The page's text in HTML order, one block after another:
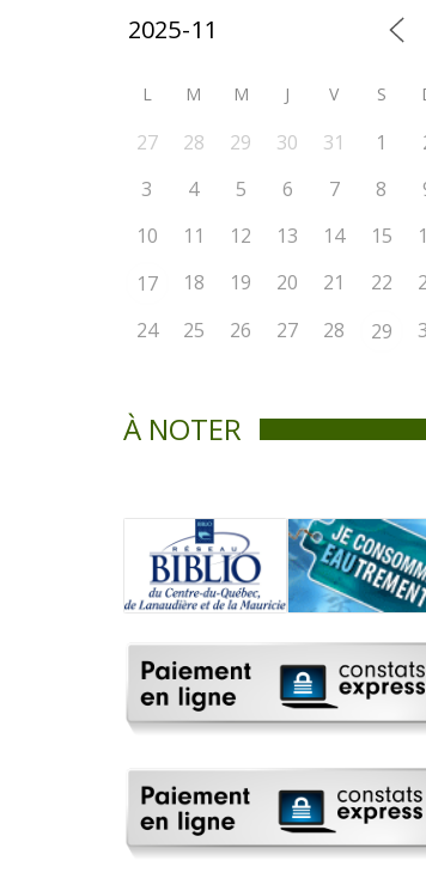
L M M J V S
27 28 29 30 31 1
3
4 5 6 7 8
10
11 12 13 14 15
17
18 19 20 21 22
24
25 26 27 28 29
À NOTER